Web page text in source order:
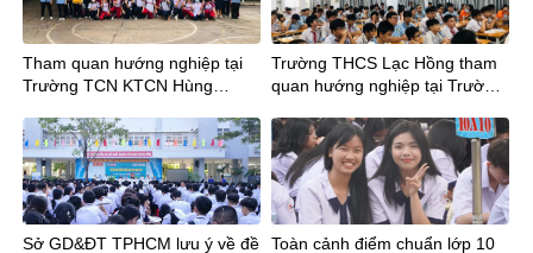
Tham quan hướng nghiệp tại
Trường TCN KTCN Hùng
THCS Chu Văn An và THCS
Hậu Giang
Trường THCS Lạc Hồng tham
quan hướng nghiệp tại Trường
ghệ Hùng Vương
Sở GD&ĐT TPHCM lưu ý về đề Toàn cảnh điểm chuẩn lớp 10